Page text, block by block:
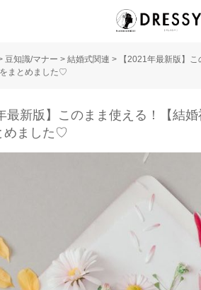
豆知識/マナー > 結婚式関連 >
【2021年最新版】
まとめました♡
最新版】このまま使える！【結
めました♡